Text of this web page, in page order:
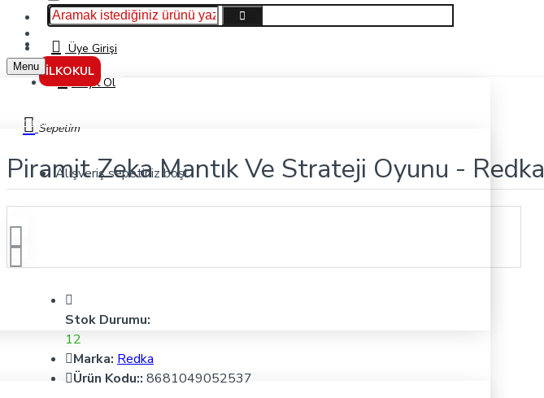
Hakkımızda
İletişimÜye Girişi
Kayıt Ol
Sepetim
Alışveriş sepetiniz boş!
İLKOKUL
Menu
Piramit Zeka Mantık Ve Strateji Oyunu - Redka
Piramit Zeka Mantık Ve Strateji Oyunu - Redka
Stok Durumu:
12
Marka: Redka
Ürün Kodu:: 8681049052537